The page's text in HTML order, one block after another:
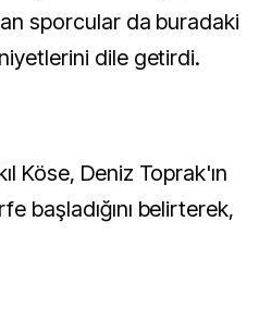
sporcular da buradaki
dile getirdi.
Köse, Deniz Toprak'ın
başladığını belirterek,